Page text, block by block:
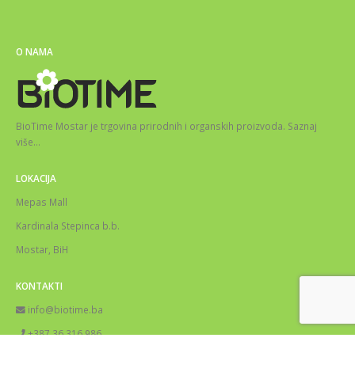
O NAMA
BioTime Mostar je trgovina prirodnih i organskih proizvoda. Saznaj
više…
LOKACIJA
Mepas Mall
Kardinala Stepinca b.b.
Mostar, BiH
KONTAKTI
info@biotime.ba
+387 36 316 986